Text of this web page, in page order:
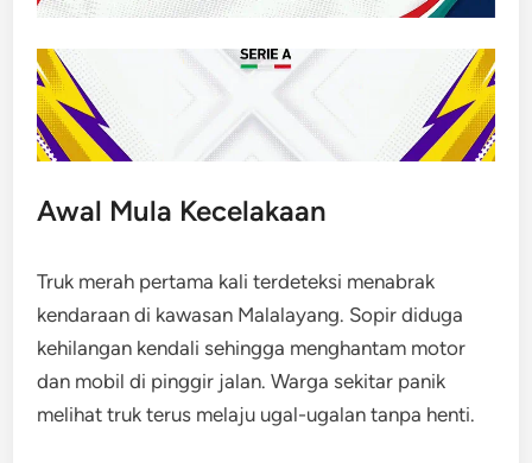
Awal Mula Kecelakaan
Truk merah pertama kali terdeteksi menabrak
kendaraan di kawasan Malalayang. Sopir diduga
kehilangan kendali sehingga menghantam motor
dan mobil di pinggir jalan. Warga sekitar panik
melihat truk terus melaju ugal-ugalan tanpa henti.